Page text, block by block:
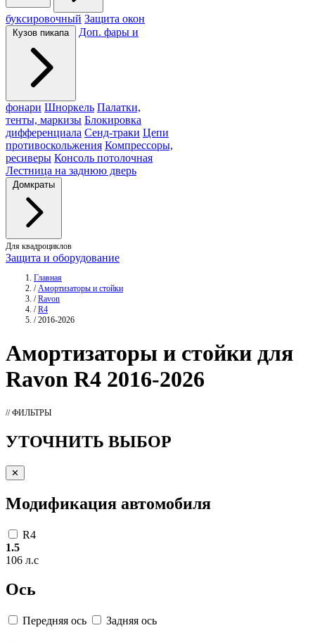
буксировочный Защита окон
Кузов пикапа Доп. фары и
фонари Шноркель Палатки,
тенты, маркизы Блокировка
дифференциала Сенд-траки Цепи
противоскольжения Компрессоры,
ресиверы Консоль потолочная
Лестница на заднюю дверь
Домкраты
Для квадроциклов
Защита и оборудование
Главная
/ Амортизаторы и стойки
/ Ravon
/ R4
/ 2016-2026
Амортизаторы и стойки для
Ravon R4 2016-2026
// ФИЛЬТРЫ
УТОЧНИТЬ ВЫБОР
✕
Модификация автомобиля
R4
1.5
106 л.с
Ось
Передняя ось Задняя ось